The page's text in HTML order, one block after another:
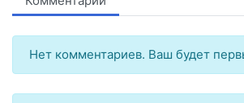
Нет комментариев. Ваш будет